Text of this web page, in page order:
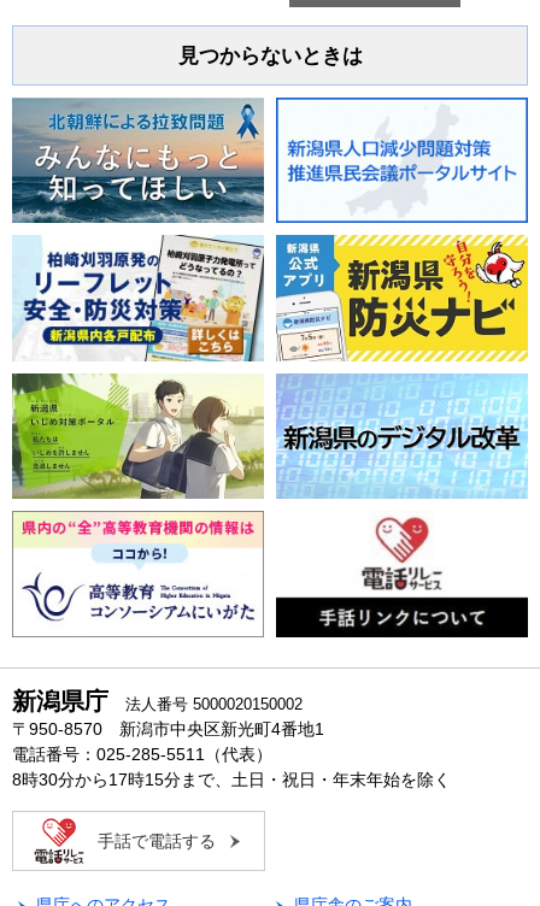
見つからないときは
新潟県庁 法人番号 5000020150002
〒950-8570 新潟市中央区新光町4番地1
電話番号：025-285-5511（代表）
8時30分から17時15分まで、土日・祝日・年末年始を除く
手話で電話する